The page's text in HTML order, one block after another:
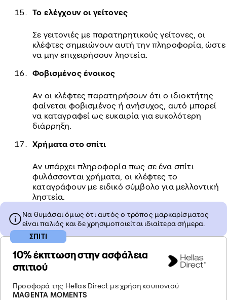
Το ελέγχουν οι γείτονες
Σε γειτονιές με παρατηρητικούς γείτονες, οι
κλέφτες σημειώνουν αυτή την πληροφορία, ώστε
να μην επιχειρήσουν ληστεία.
Φοβισμένος ένοικος
Αν οι κλέφτες παρατηρήσουν ότι ο ιδιοκτήτης
φαίνεται φοβισμένος ή ανήσυχος, αυτό μπορεί
να καταγραφεί ως ευκαιρία για ευκολότερη
διάρρηξη.
Χρήματα στο σπίτι
Αν υπάρχει πληροφορία πως σε ένα σπίτι
φυλάσσονται χρήματα, οι κλέφτες το
καταγράφουν με ειδικό σύμβολο για μελλοντική
ληστεία.
Να θυμάσαι όμως ότι αυτός ο τρόπος μαρκαρίσματος
είναι παλιός και δε χρησιμοποιείται ιδιαίτερα σήμερα.
10% έκπτωση στην ασφάλεια
σπιτιού
Προσφορά της Hellas Direct με χρήση κουπονιού
MAGENTA MOMENTS
ΣΠΙΤΙ